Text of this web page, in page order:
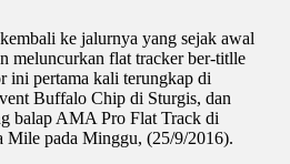
ke jalurnya yang sejak awal
meluncurkan flat tracker ber-titlle
ini pertama kali terungkap di
Buffalo Chip di Sturgis, dan
balap AMA Pro Flat Track di
Mile pada Minggu, (25/9/2016).